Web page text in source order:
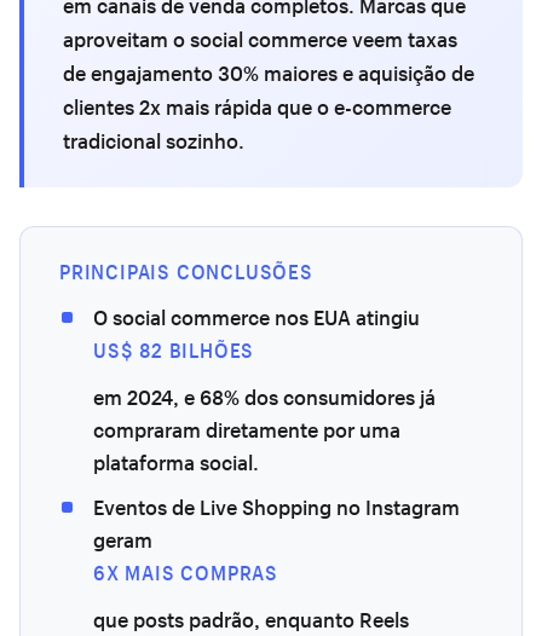
aproveitam o social commerce veem taxas
de engajamento 30% maiores e aquisição de
clientes 2x mais rápida que o e-commerce
tradicional sozinho.
PRINCIPAIS CONCLUSÕES
O social commerce nos EUA atingiu
US$ 82 BILHÕES
em 2024, e 68% dos consumidores já
compraram diretamente por uma
plataforma social.
Eventos de Live Shopping no Instagram
geram
6X MAIS COMPRAS
que posts padrão, enquanto Reels